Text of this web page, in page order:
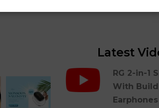
Latest
RG 2-in-1
With Build
Earphones